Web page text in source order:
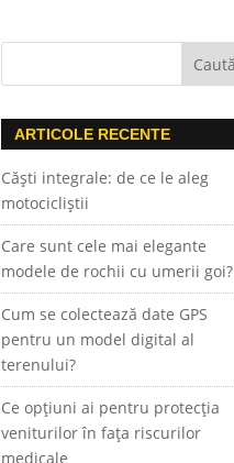
ARTICOLE RECENTE
Căști integrale: de ce le aleg
motocicliștii
Care sunt cele mai elegante
modele de rochii cu umerii goi?
Cum se colectează date GPS
pentru un model digital al
terenului?
Ce opțiuni ai pentru protecția
veniturilor în fața riscurilor
medicale